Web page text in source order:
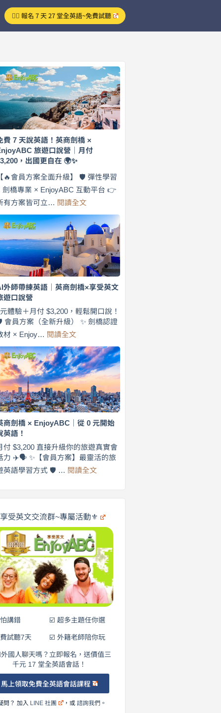
👉🏻 報名 7 天 27 堂全英語~免費試聽
費 7 天說英語！英商劍橋 ×
旅遊口說營｜月付
，出國更自在 🌍✨
【🔥會員方案全面升級】 🛡️ 彈性學習
劍橋專業 × EnjoyABC 互動平台 👉
有方案皆可立… 閱讀全文
費
7
天
說
英
語！
商
橋
×
EnjoyABC
遊
口
說
營
｜
月
付
$3,200，
更
自
在
✨
外師帶練英語｜英商劍橋×享受英文
遊口說營
體驗＋月付 $3,200，輕鬆開口說！
會員方案（全新升級） ✨ 劍橋認證
材 × Enjoy… 閱讀全文
外
師
帶
練
英
語
｜
英
劍
橋
×
享
英
旅
遊
口
說
營
商劍橋 × EnjoyABC｜從 0 元開始
英語！
付 $3,200 直接升級你的旅遊真實會
力 ✈️🗣️ ✨【會員方案】最靈活的旅
英語學習方式 🛡️ … 閱讀全文
商
劍
×
EnjoyABC
0
元
開
始
說
英
語！
受英文交流群~專屬活動⚜️
講錯
試聽7天
☑️ 超多主題任你選
☑️ 外籍老師陪你玩
國人聊天嗎？立即報名，送價值三
千元 17 堂全英語會話！
馬上領取免費全英語會話課程
問？ 加入 LINE 社團 ，或諮詢我們 。